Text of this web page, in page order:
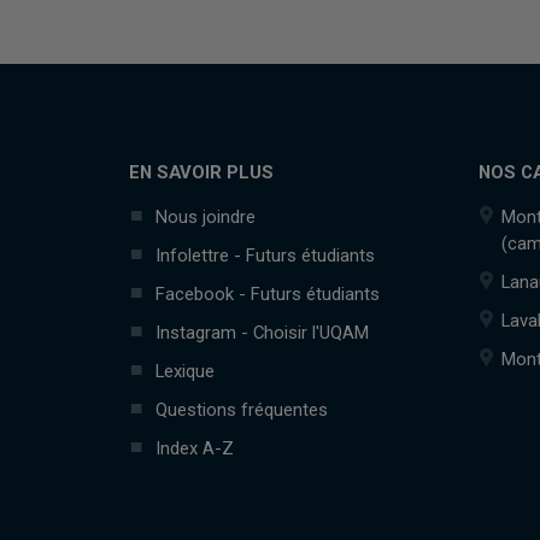
EN SAVOIR PLUS
Nous joindre
Infolettre - Futurs étudiants
Facebook - Futurs étudiants
Instagram - Choisir l'UQAM
Lexique
Questions fréquentes
Index A-Z
NOS
Laval